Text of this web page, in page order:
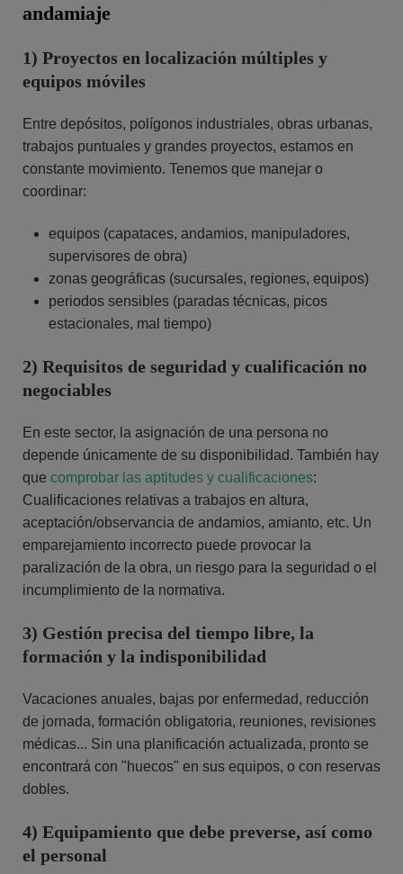
andamiaje
1) Proyectos en localización múltiples y
equipos móviles
Entre depósitos, polígonos industriales, obras urbanas,
trabajos puntuales y grandes proyectos, estamos en
constante movimiento. Tenemos que manejar o
coordinar:
equipos (capataces, andamios, manipuladores,
supervisores de obra)
zonas geográficas (sucursales, regiones, equipos)
periodos sensibles (paradas técnicas, picos
estacionales, mal tiempo)
2) Requisitos de seguridad y cualificación no
negociables
En este sector, la asignación de una persona no
depende únicamente de su disponibilidad. También hay
que comprobar las aptitudes y cualificaciones:
Cualificaciones relativas a trabajos en altura,
aceptación/observancia de andamios, amianto, etc. Un
emparejamiento incorrecto puede provocar la
paralización de la obra, un riesgo para la seguridad o el
incumplimiento de la normativa.
3) Gestión precisa del tiempo libre, la
formación y la indisponibilidad
Vacaciones anuales, bajas por enfermedad, reducción
de jornada, formación obligatoria, reuniones, revisiones
médicas... Sin una planificación actualizada, pronto se
encontrará con "huecos" en sus equipos, o con reservas
dobles.
4) Equipamiento que debe preverse, así como
el personal